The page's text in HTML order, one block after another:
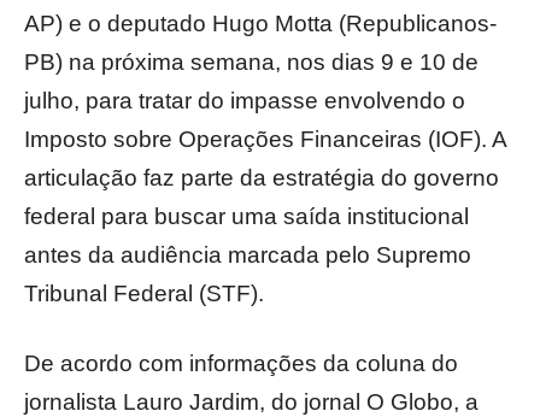
AP) e o deputado Hugo Motta (Republicanos-
PB) na próxima semana, nos dias 9 e 10 de
julho, para tratar do impasse envolvendo o
Imposto sobre Operações Financeiras (IOF). A
articulação faz parte da estratégia do governo
federal para buscar uma saída institucional
antes da audiência marcada pelo Supremo
Tribunal Federal (STF).
De acordo com informações da coluna do
jornalista Lauro Jardim, do jornal O Globo, a